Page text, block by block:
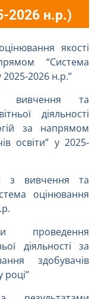
2026 н.р.)
якості
“Система
2025-2026 н.р.”
вивчення та
діяльності
за напрямом
освіти” у 2025-
з вивчення та
оцінювання
проведення
діяльності за
здобувачів
році”